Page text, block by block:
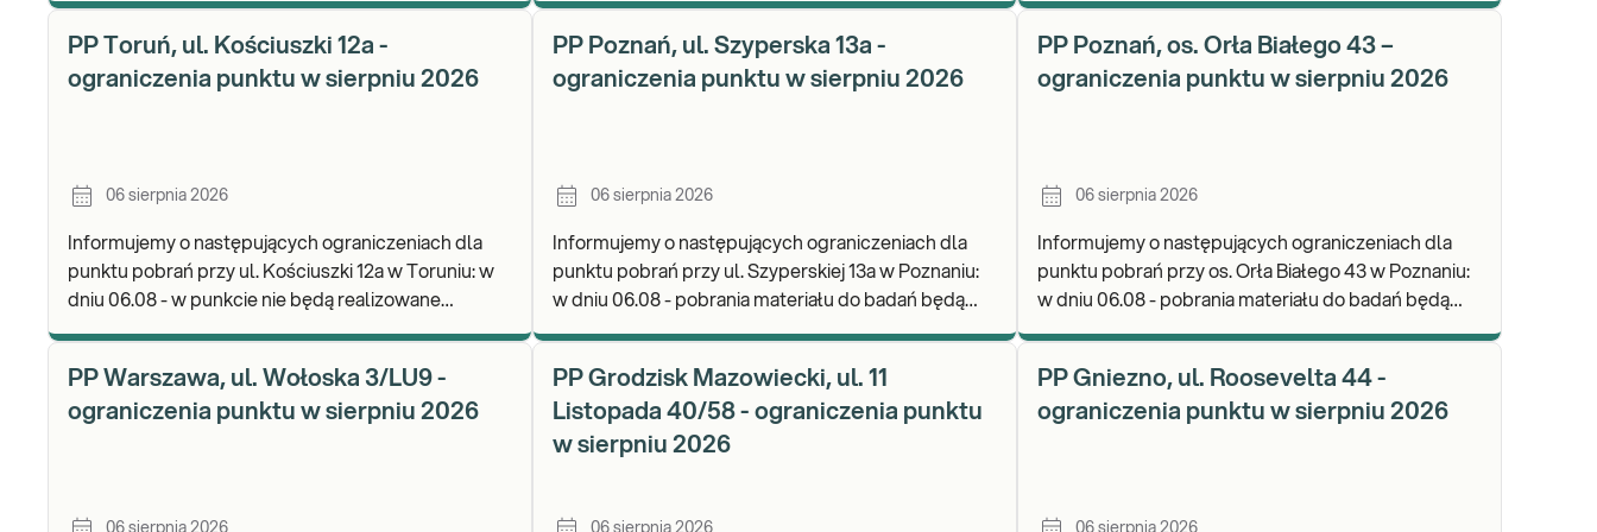
PP Toruń, ul. Kościuszki 12a -
ograniczenia punktu w sierpniu 2026
06 sierpnia 2026
Informujemy o następujących ograniczeniach dla
punktu pobrań przy ul. Kościuszki 12a w Toruniu: w
dniu 06.08 - w punkcie nie będą realizowane
PP Poznań, ul. Szyperska 13a -
ograniczenia punktu w sierpniu 2026
06 sierpnia 2026
Informujemy o następujących ograniczeniach dla
punktu pobrań przy ul. Szyperskiej 13a w Poznaniu:
w dniu 06.08 - pobrania materiału do badań będą
PP Poznań, os. Orła Białego 43 –
ograniczenia punktu w sierpniu 2026
06 sierpnia 2026
Informujemy o następujących ograniczeniach dla
punktu pobrań przy os. Orła Białego 43 w Poznaniu:
w dniu 06.08 - pobrania materiału do badań będą
PP Warszawa, ul. Wołoska 3/LU9 -
ograniczenia punktu w sierpniu 2026
06 sierpnia 2026
PP Grodzisk Mazowiecki, ul. 11
Listopada 40/58 - ograniczenia punktu
w sierpniu 2026
06 sierpnia 2026
PP Gniezno, ul. Roosevelta 44 -
ograniczenia punktu w sierpniu 2026
06 sierpnia 2026